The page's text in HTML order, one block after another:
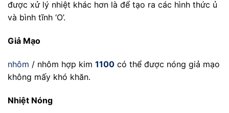
được xử lý nhiệt khác hơn là để tạo ra các hình thức ủ
và bình tĩnh ‘O’.
Giả Mạo
nhôm / nhôm hợp kim 1100 có thể được nóng giả mạo
không mấy khó khăn.
Nhiệt Nóng